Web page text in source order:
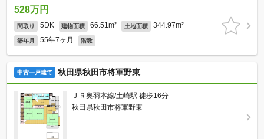
528万円
間取り 5DK 建物面積 66.51m² 土地面積 344.97m²
築年月 55年7ヶ月 階数 -
中古一戸建て 秋田県秋田市将軍野東
ＪＲ奥羽本線/土崎駅 徒歩16分
秋田県秋田市将軍野東